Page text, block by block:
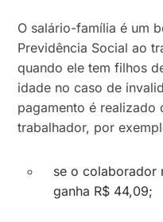
O salário-família é um
Previdência Social ao
quando ele tem filhos
idade no caso de
pagamento é
trabalhador, por
se o colaborador
ganha R$ 44,09;